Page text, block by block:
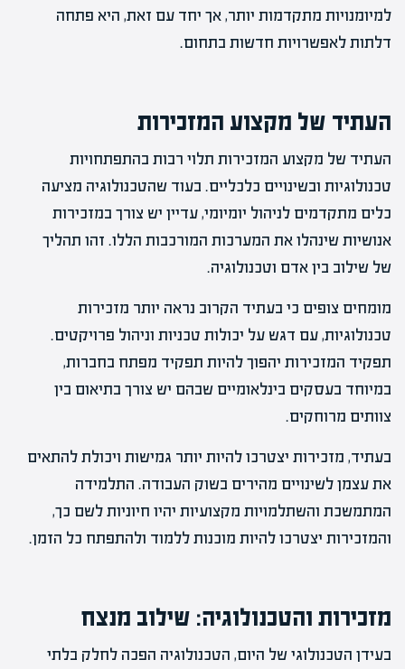
למיומנויות מתקדמות יותר, אך יחד עם זאת, היא פתחה
דלתות לאפשרויות חדשות בתחום.
העתיד של מקצוע המזכירות
העתיד של מקצוע המזכירות תלוי רבות בהתפתחויות
טכנולוגיות ובשינויים כלכליים. בעוד שהטכנולוגיה מציעה
כלים מתקדמים לניהול יומיומי, עדיין יש צורך במזכירות
אנושיות שינהלו את המערכות המורכבות הללו. זהו תהליך
של שילוב בין אדם וטכנולוגיה.
מומחים צופים כי בעתיד הקרוב נראה יותר מזכירות
טכנולוגיות, עם דגש על יכולות טכניות וניהול פרויקטים.
תפקיד המזכירות יהפוך להיות תפקיד מפתח בחברות,
במיוחד בעסקים בינלאומיים שבהם יש צורך בתיאום בין
צוותים מרוחקים.
בעתיד, מזכירות יצטרכו להיות יותר גמישות ויכולת להתאים
את עצמן לשינויים מהירים בשוק העבודה. התלמידה
המתמשכת והשתלמויות מקצועיות יהיו חיוניות לשם כך,
והמזכירות יצטרכו להיות מוכנות ללמוד ולהתפתח כל הזמן.
מזכירות והטכנולוגיה: שילוב מנצח
בעידן הטכנולוגי של היום, הטכנולוגיה הפכה לחלק בלתי